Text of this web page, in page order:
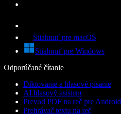
Stiahnuť pre macOS
Stiahnuť pre Windows
Odporúčané čítanie
Diktovanie a hlasové písanie
AI hlasový asistent
Prevod PDF na reč pre Android
Prehrávač textu na reč